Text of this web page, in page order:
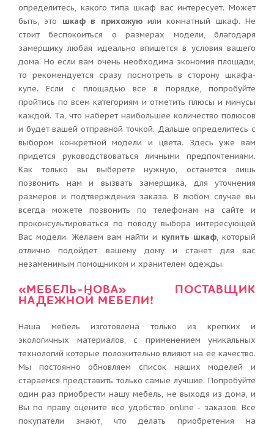
определитесь, какого типа шкаф вас интересует. Может
быть, это шкаф в прихожуюили комнатный шкаф. Не
стоит беспокоиться о размерах модели, благодаря
замерщику любая идеально впишется в условия вашего
дома. Но если вам очень необходима экономия площади,
то рекомендуется сразу посмотреть в сторону шкафа-
купе. Если с площадью все в порядке, попробуйте
пройтись по всем категориям и отметить плюсы и минусы
каждой. Та, что наберет наибольшее количество полюсов
и будет вашей отправной точкой. Дальше определитесь с
выбором конкретной модели и цвета. Здесь уже вам
придется руководствоваться личными предпочтениями.
Как только вы выберете нужную, останется лишь
позвонить нам и вызвать замерщика, для уточнения
размеров и подтверждения заказа. В любом случае вы
всегда можете позвонить по телефонам на сайте и
проконсультироваться по поводу выбора интересующей
Вас модели. Желаем вам найти и купить шкаф, который
отлично подойдет вашему дому и станет для вас
незаменимым помощником и хранителем одежды.
«МЕБЕЛЬ-НОВА» ПОСТАВЩИК
НАДЕЖНОЙ МЕБЕЛИ!
Наша мебель изготовлена только из крепких и
экологичных материалов, с применением уникальных
технологий которые положительно влияют на ее качество.
Мы постоянно обновляем список наших моделей и
стараемся представить только самые лучшие. Попробуйте
один раз приобрести нашу мебель, не выходя из дома, и
Вы по праву оцените все удобство online - заказов. Все
покупатели знают, что делать приобретения на